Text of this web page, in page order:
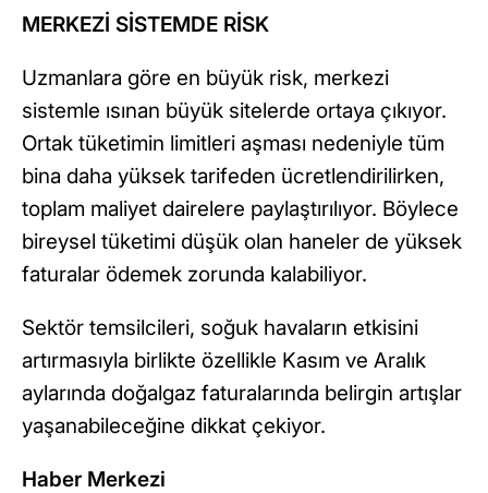
MERKEZİ SİSTEMDE RİSK
Uzmanlara göre en büyük risk, merkezi
sistemle ısınan büyük sitelerde ortaya çıkıyor.
Ortak tüketimin limitleri aşması nedeniyle tüm
bina daha yüksek tarifeden ücretlendirilirken,
toplam maliyet dairelere paylaştırılıyor. Böylece
bireysel tüketimi düşük olan haneler de yüksek
faturalar ödemek zorunda kalabiliyor.
Sektör temsilcileri, soğuk havaların etkisini
artırmasıyla birlikte özellikle Kasım ve Aralık
aylarında doğalgaz faturalarında belirgin artışlar
yaşanabileceğine dikkat çekiyor.
Haber Merkezi